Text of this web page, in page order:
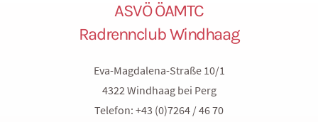
ASVÖ ÖAMTC
Radrennclub Windhaag
Eva-Magdalena-Straße 10/1
4322 Windhaag bei Perg
Telefon: +43 (0)7264 / 46 70